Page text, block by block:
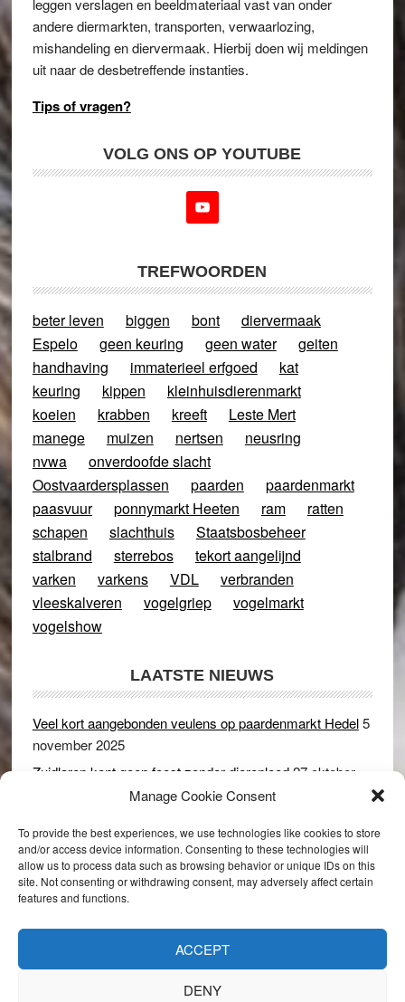
Manage Cookie Consent
To provide the best experiences, we use technologies like cookies to store
and/or access device information. Consenting to these technologies will
allow us to process data such as browsing behavior or unique IDs on this
site. Not consenting or withdrawing consent, may adversely affect certain
features and functions.
ACCEPT
DENY
leggen verslagen en beeldmateriaal vast van onder
andere diermarkten, transporten, verwaarlozing,
mishandeling en diervermaak. Hierbij doen wij meldingen
uit naar de desbetreffende instanties.
Tips of vragen?
VOLG ONS OP YOUTUBE
TREFWOORDEN
beter leven biggen bont
diervermaak
Espelo
geen keuring geen water
geiten
handhaving
immaterieel erfgoed
kat
keuring
kippen
kleinhuisdierenmarkt
koeien
krabben kreeft
Leste Mert
manege
muizen nertsen
neusring
nvwa
onverdoofde slacht
Oostvaardersplassen
paarden
paardenmarkt
paasvuur
ponnymarkt Heeten ram
ratten
schapen
slachthuis
Staatsbosbeheer
stalbrand
sterrebos
tekort aangelijnd
varken
varkens VDL
verbranden
vleeskalveren
vogelgriep
vogelmarkt
vogelshow
LAATSTE NIEUWS
Veel kort aangebonden veulens op paardenmarkt Hedel5
november 2025
Zuidlaren kent geen feest zonder dierenleed27 oktober
Rijswijk (Gld) 2 december 2024
Dikbillen sieren de troon op schaamteloos Leste Merte in
Druten 8 november 2024